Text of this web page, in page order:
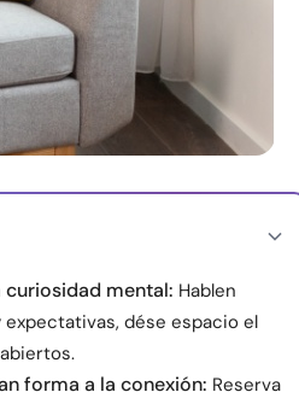
curiosidad mental: Hablen
dése espacio el
forma a la conexión: Reserva